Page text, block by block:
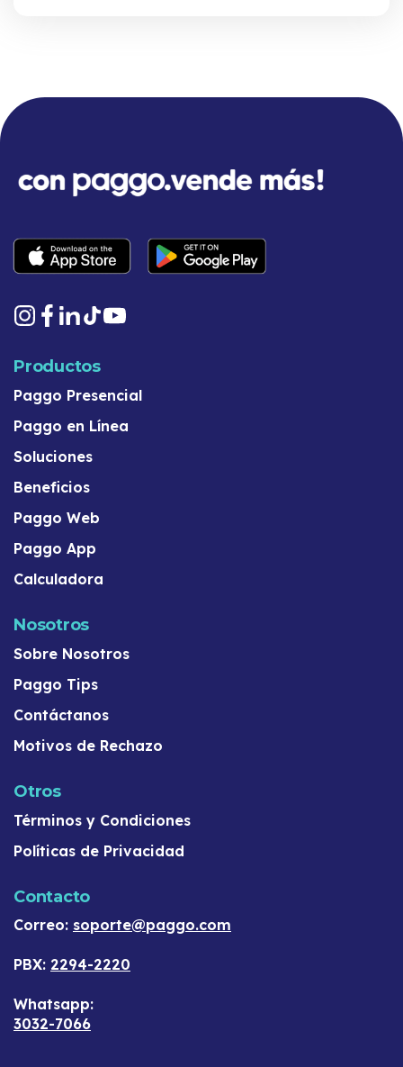
Productos
Paggo Presencial
Paggo en Línea
Soluciones
Beneficios
Paggo Web
Paggo App
Calculadora
Nosotros
Sobre Nosotros
Paggo Tips
Contáctanos
Motivos de Rechazo
Otros
Términos y Condiciones
Políticas de Privacidad
Contacto
Correo: soporte@paggo.com
PBX: 2294-2220
Whatsapp:
3032-7066